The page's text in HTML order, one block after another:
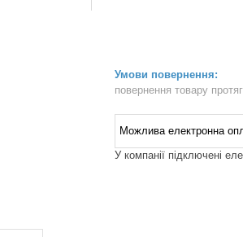
повернення товару
У компанії підключені